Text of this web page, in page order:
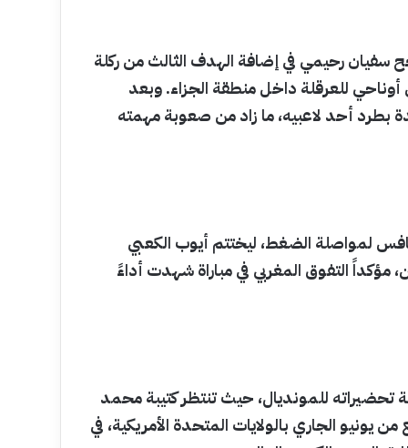
سفيان رحيمي في إضافة الهدف الثالث من ركلة
أوناحي للعرقلة داخل منطقة الجزاء. وبعد
أحد لاعبيه، ما زاد من صعوبة مهمته
لمواصلة الضغط، ليختتم أيوب الكعبي
مؤكداً التفوق المغربي في مباراة شهدت أداءً
تحضيراته للمونديال، حيث تنتظر كتيبة محمد
الجاري بالولايات المتحدة الأمريكية، في